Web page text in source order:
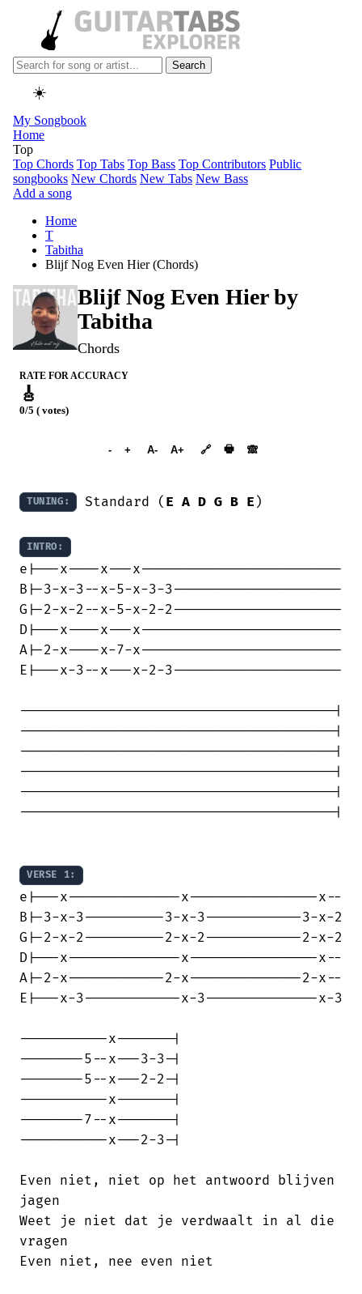
Search
☀️
My Songbook
Home
Top
Top Chords Top Tabs Top Bass Top Contributors Public
songbooks New Chords New Tabs New Bass
Add a song
Home
T
Tabitha
Blijf Nog Even Hier (Chords)
Blijf Nog Even Hier by
Tabitha
Chords
RATE FOR ACCURACY
🎸
0/5 ( votes)
- + A- A+ 🔗 🖶 🙈︎
TUNING: Standard ( E A D G B E )
INTRO:
e|---x----x---x-------------------------
B|-3-x-3--x-5-x-3-3---------------------
G|-2-x-2--x-5-x-2-2---------------------
D|---x----x---x-------------------------
A|-2-x----x-7-x-------------------------
E|---x-3--x---x-2-3---------------------
---------------------------------------|
---------------------------------------|
---------------------------------------|
---------------------------------------|
---------------------------------------|
---------------------------------------|
VERSE 1:
e|---x--------------x----------------x--
B|-3-x-3----------3-x-3------------3-x-2
G|-2-x-2----------2-x-2------------2-x-2
D|---x--------------x----------------x--
A|-2-x------------2-x--------------2-x--
E|---x-3------------x-3--------------x-3
-----------x-------|
--------5--x---3-3-|
--------5--x---2-2-|
-----------x-------|
--------7--x-------|
-----------x---2-3-|
Even niet, niet op het antwoord blijven
jagen
Weet je niet dat je verdwaalt in al die
vragen
Even niet, nee even niet